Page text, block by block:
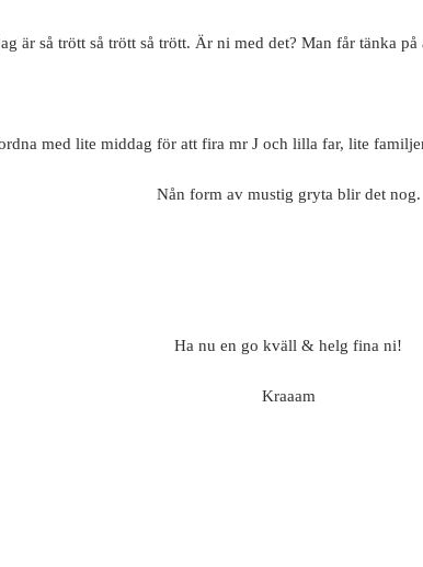
är så trött så trött så trött. Är ni med det? Man får tänka
med lite middag för att fira mr J och lilla far, lite
Nån form av mustig gryta blir det nog.
Ha nu en go kväll & helg fina ni!
Kraaam